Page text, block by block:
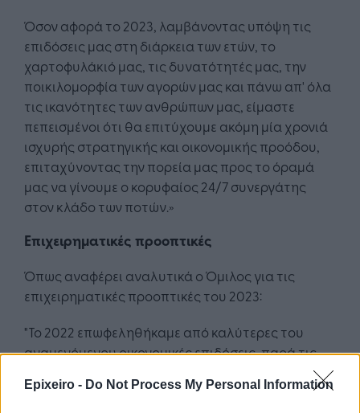
Epixeiro - Do Not Process My Personal Information
Όσον αφορά το 2023, λαμβάνοντας υπόψη τις
επιδόσεις μας στη διάρκεια των ετών, το
χαρτοφυλάκιό μας, τις δυνατότητές μας, την
ποικιλομορφία των αγορών μας και πάνω απ' όλα
τις ικανότητες των ανθρώπων μας, είμαστε
πεπεισμένοι ότι θα επιτύχουμε ακόμη μία χρονιά
ισχυρής στρατηγικής και οικονομικής προόδου,
επιταχύνοντας την πορεία μας προς το όραμά
μας να γίνουμε ο κορυφαίος 24/7 συνεργάτης
στον κλάδο των ποτών.»
Επιχειρηματικές προοπτικές
Όπως αναφέρει αναλυτικά ο Όμιλος για τις
επιχειρηματικές προοπτικές του 2023:
"Το 2022 επωφεληθήκαμε από καλύτερες του
αναμενόμενου οικονομικές επιδόσεις, παρά τις
ιδιαίτερα δυσμενείς συνθήκες για την επιχείρησή
μας. Συνεχίζοντας να λαμβάνουμε πάντα υπόψη